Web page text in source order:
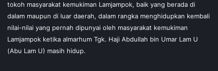
tokoh masyarakat kemukiman Lamjampok, baik yang berada di
dalam maupun di luar daerah, dalam rangka menghidupkan kembali
nilai-nilai yang pernah dipunyai oleh masyarakat kemukiman
Lamjampok ketika almarhum Tgk. Haji Abdullah bin Umar Lam U
(Abu Lam U) masih hidup.